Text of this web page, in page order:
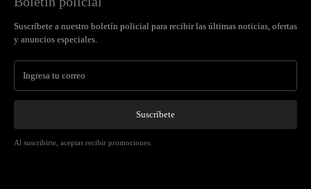
Suscríbete a nuestro boletín policial para recibir las últimas noticias, ofertas
y anuncios especiales.
Suscríbete
Al suscribirte, aceptas recibir promociones.